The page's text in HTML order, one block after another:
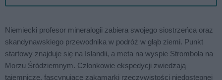
Niemiecki profesor mineralogii zabiera swojego siostrzeńca oraz
skandynawskiego przewodnika w podróż w głąb ziemi. Punkt
startowy znajduje się na Islandii, a meta na wyspie Strombola na
Morzu Śródziemnym. Członkowie ekspedycji zwiedzają
tajemnicze, fascynujące zakamarki rzeczywistości niedostępnej